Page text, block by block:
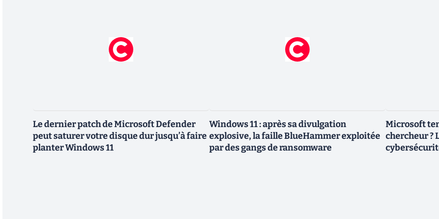
Le dernier patch de Microsoft Defender
peut saturer votre disque dur jusqu’à faire
planter Windows 11
Windows 11 : après sa divulgation
explosive, la faille BlueHammer exploitée
par des gangs de ransomware
Microsoft
chercheur ?